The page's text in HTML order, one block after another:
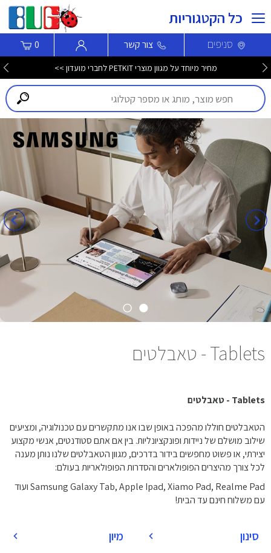
כל הקטגוריות
סניפים צור קשר 0
מחיר מיוחד על מגוון מוצרי PETKIT לחברי מועדון >>
Tablets - טאבלטים
Tablets - טאבלטים
הטאבלטים חוללו מהפכה באופן שבו אנו מתקשרים עם טכנולוגיה, ומציעים
שילוב מושלם של ניידות ופונקציונליות. בין אם אתם סטודנטים, אנשי מקצוע
יצירתי, או פשוט מחפשים בידור בדרכים, מגוון הטאבלטים שלנו נותן מענה
לכל צורך מהיצרים הפופולארים והסדרות הפופולאריות בעולם:
Samsung Galaxy Tab, Apple Ipad, Xiamo Pad, Realme Pad ועוד
עם משלוח חינם עד הבית!
סינון מיון